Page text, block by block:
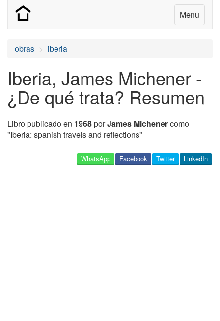
Menu
obras iberia
Iberia, James Michener -
¿De qué trata? Resumen
Libro publicado en 1968porJames Michenercomo
"Iberia: spanish travels and reflections"
LinkedIn
Twitter
Facebook
WhatsApp